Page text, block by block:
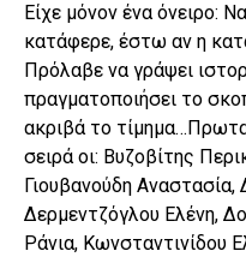
Είχε μόνον ένα όνειρο:
κατάφερε, έστω αν η
Πρόλαβε να γράψει
πραγματοποιήσει το
ακριβά το
σειρά oι: Βυζοβίτης
Γιουβανούδη
Δερμεντζόγλου Ελένη,
Ράνια, Κωνσταντινίδου